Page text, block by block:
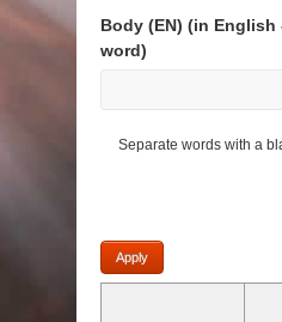
Body (EN) (in
word)
Separate words with a